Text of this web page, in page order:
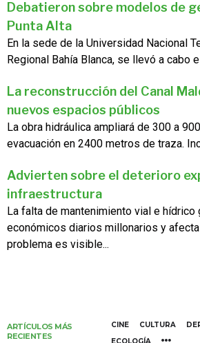
Debatieron sobre modelos de
Punta Alta
En la sede de la Universidad Nacional
Regional Bahía Blanca, se llevó a cabo
La reconstrucción del Canal
nuevos espacios públicos
La obra hidráulica ampliará de 300 a
evacuación en 2400 metros de traza.
Advierten sobre el deterioro
infraestructura
La falta de mantenimiento vial e hídrico
económicos diarios millonarios y
problema es visible...
ARTÍCULOS MÁS
RECIENTES
CINE CULTURA